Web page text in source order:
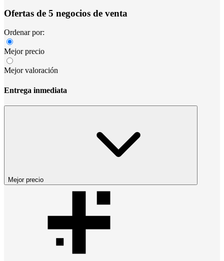
Ofertas de 5 negocios de venta
Ordenar por:
Mejor precio
Mejor valoración
Entrega inmediata
Mejor precio